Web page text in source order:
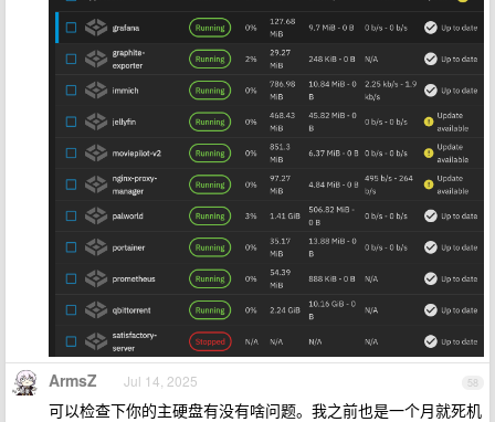
58
ArmsZ Jul 14, 2025
可以检查下你的主硬盘有没有啥问题。我之前也是一个月就死机